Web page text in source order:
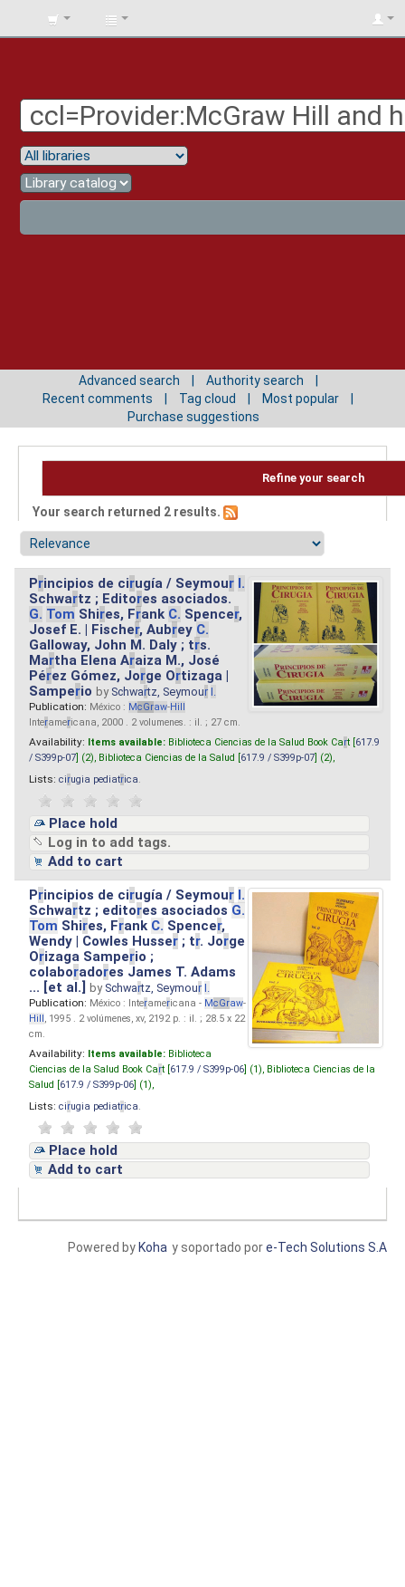
BIBLIOTECA
Advanced search
Authority search
Recent comments
Tag cloud
Most popular
Purchase suggestions
Refine your search
Your search returned 2 results.
Principios de cirugía / Seymour I.
Schwartz ; Editores asociados.
G. Tom Shires, Frank C. Spencer,
Josef E. | Fischer, Aubrey C.
Galloway, John M. Daly ; trs.
Martha Elena Araiza M., José
Pérez Gómez, Jorge Ortizaga |
Samperio by Schwartz, Seymour I.
Publication: México : McGraw-Hill
Interamericana, 2000 . 2 volumenes. : il. ; 27 cm.
Availability: Items available: Biblioteca Ciencias de la Salud Book Cart [ 617.9
/ S399p-07 ] (2), Biblioteca Ciencias de la Salud [ 617.9 / S399p-07 ] (2),
Lists: cirugia pediatrica
Place hold
Log in to add tags.
Add to cart
Principios de cirugía / Seymour I.
Schwartz ; editores asociados G.
Tom Shires, Frank C. Spencer,
Wendy | Cowles Husser ; tr. Jorge
Orizaga Samperio ;
colaboradores James T. Adams
... [et al.]by Schwartz, Seymour I.
Publication: México : Interamericana - McGraw-
Hill, 1995 . 2 volúmenes, xv, 2192 p. : il. ; 28.5 x 22
cm.
Availability: Items available: Biblioteca
Ciencias de la Salud Book Cart [ 617.9 / S399p-06 ] (1), Biblioteca Ciencias de la
Salud [ 617.9 / S399p-06 ] (1),
Lists: cirugia pediatrica
Place hold
Add to cart
y soportado pore-Tech Solutions S.A
Powered by Koha